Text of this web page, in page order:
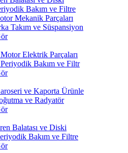
Bakım ve Filtre
Mekanik Parçaları
Takım ve Süspansiyon
Elektrik Parçaları
Bakım ve Filtr
ve Kaporta Ürünle
ve Radyatör
Balatası ve Diski
Bakım ve Filtre